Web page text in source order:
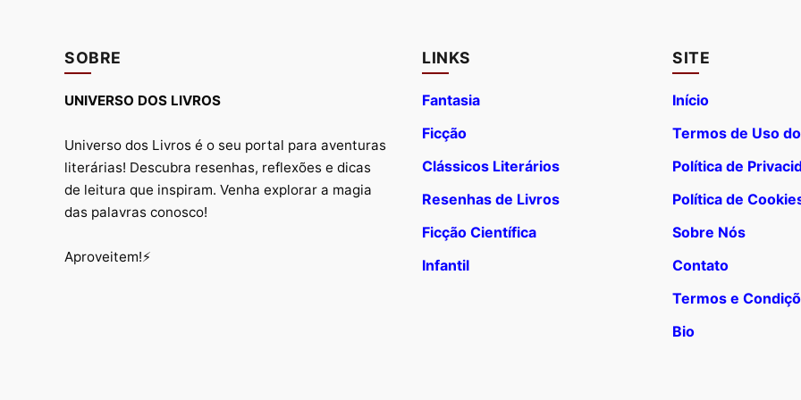
SOBRE
UNIVERSO DOS LIVROS
Universo dos Livros é o seu portal para aventuras
literárias! Descubra resenhas, reflexões e dicas
de leitura que inspiram. Venha explorar a magia
das palavras conosco!
Aproveitem!⚡
LINKS
Fantasia
Ficção
Clássicos Literários
Resenhas de Livros
Ficção Científica
Infantil
SITE
Início
Termos de Uso
Política de
Política de
Sobre Nós
Contato
Termos e
Bio